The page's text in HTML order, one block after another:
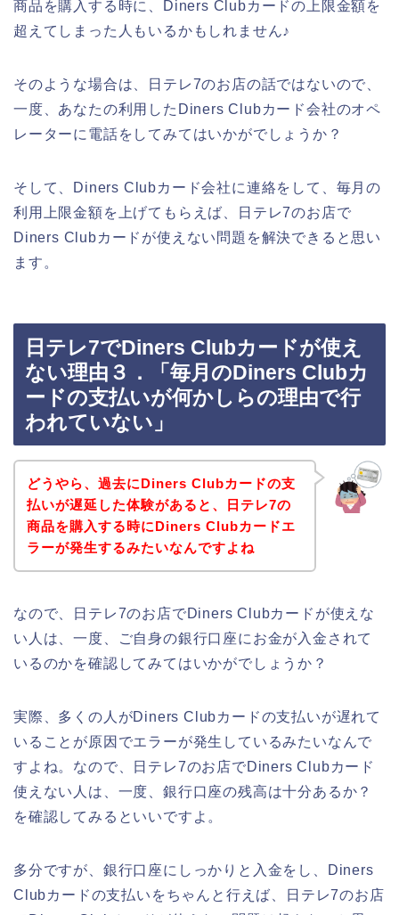
商品を購入する時に、Diners Clubカードの上限金額を
超えてしまった人もいるかもしれません♪
そのような場合は、日テレ7のお店の話ではないので、
一度、あなたの利用したDiners Clubカード会社のオペ
レーターに電話をしてみてはいかがでしょうか？
そして、Diners Clubカード会社に連絡をして、毎月の
利用上限金額を上げてもらえば、日テレ7のお店で
Diners Clubカードが使えない問題を解決できると思い
ます。
日テレ7でDiners Clubカードが使え
ない理由３．「毎月のDiners Clubカ
ードの支払いが何かしらの理由で行
われていない」
どうやら、過去にDiners Clubカードの支
払いが遅延した体験があると、日テレ7の
商品を購入する時にDiners Clubカードエ
ラーが発生するみたいなんですよね
なので、日テレ7のお店でDiners Clubカードが使えな
い人は、一度、ご自身の銀行口座にお金が入金されて
いるのかを確認してみてはいかがでしょうか？
実際、多くの人がDiners Clubカードの支払いが遅れて
いることが原因でエラーが発生しているみたいなんで
すよね。なので、日テレ7のお店でDiners Clubカード
使えない人は、一度、銀行口座の残高は十分あるか？
を確認してみるといいですよ。
多分ですが、銀行口座にしっかりと入金をし、Diners
Clubカードの支払いをちゃんと行えば、日テレ7のお店